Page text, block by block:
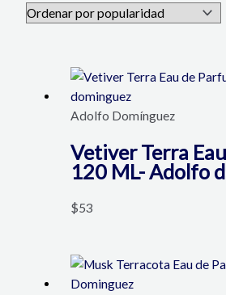
Adolfo Domínguez
Vetiver Terra
120 ML- Adolfo
$53